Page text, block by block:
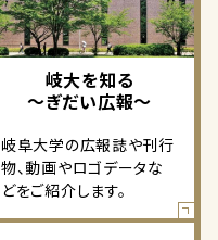
岐大を知る
～ぎだい広報～
岐阜大学の広報誌や刊行
物、動画やロゴデータな
どをご紹介します。